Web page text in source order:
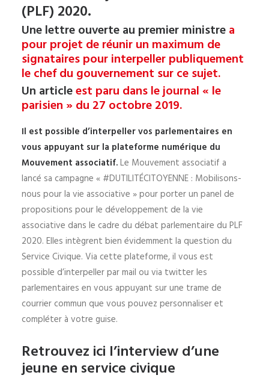
(PLF) 2020.
Une lettre ouverte au premier ministrea
pour projet de réunir un maximum de
signataires pour interpeller publiquement
le chef du gouvernement sur ce sujet.
Un articleest paru dans le journal « le
parisien » du 27 octobre 2019.
Il est possible d’interpeller vos parlementaires en
vous appuyant sur la plateforme numérique du
Mouvement associatif.Le Mouvement associatif a
lancé sa campagne « #DUTILITÉCITOYENNE : Mobilisons-
nous pour la vie associative » pour porter un panel de
propositions pour le développement de la vie
associative dans le cadre du débat parlementaire du PLF
2020. Elles intègrent bien évidemment la question du
Service Civique. Via cette plateforme, il vous est
possible d’interpeller par mail ou via twitter les
parlementaires en vous appuyant sur une trame de
courrier commun que vous pouvez personnaliser et
compléter à votre guise.
Retrouvez ici l’interview d’une
jeune en service civique